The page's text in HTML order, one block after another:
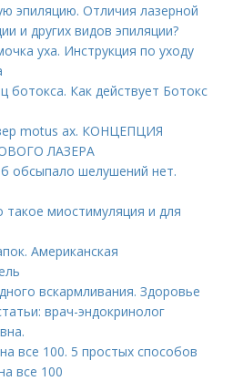
эпиляцию. Отличия лазерной
и других видов эпиляции?
уха. Инструкция по уходу
ботокса. Как действует Ботокс
motus ax. КОНЦЕПЦИЯ
ЛАЗЕРА
обсыпало шелушений нет.
миостимуляция и для
Американская
вскармливания. Здоровье
врач-эндокринолог
все 100. 5 простых способов
все 100